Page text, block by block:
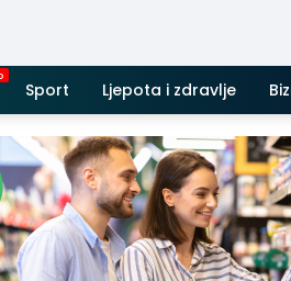
Sport Ljepota i zdravlje